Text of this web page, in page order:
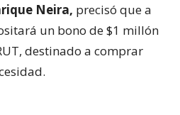
Neira, precisó que a
un bono de $1 millón
destinado a comprar